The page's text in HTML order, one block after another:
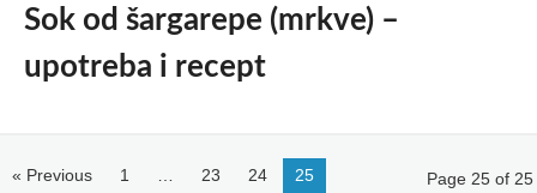
Sok od šargarepe (mrkve) –
upotreba i recept
« Previous 1 23 24 25 Page 25 of 25